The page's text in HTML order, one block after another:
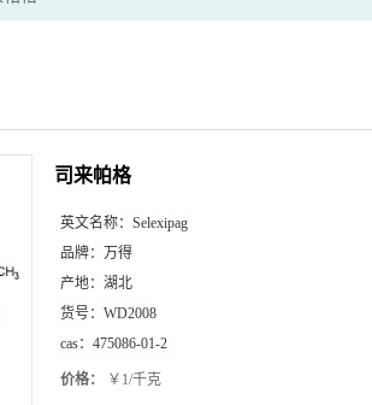
司来帕格
英文名称： Selexipag
品牌： 万得
产地： 湖北
货号： WD2008
cas： 475086-01-2
价格： ￥1/千克